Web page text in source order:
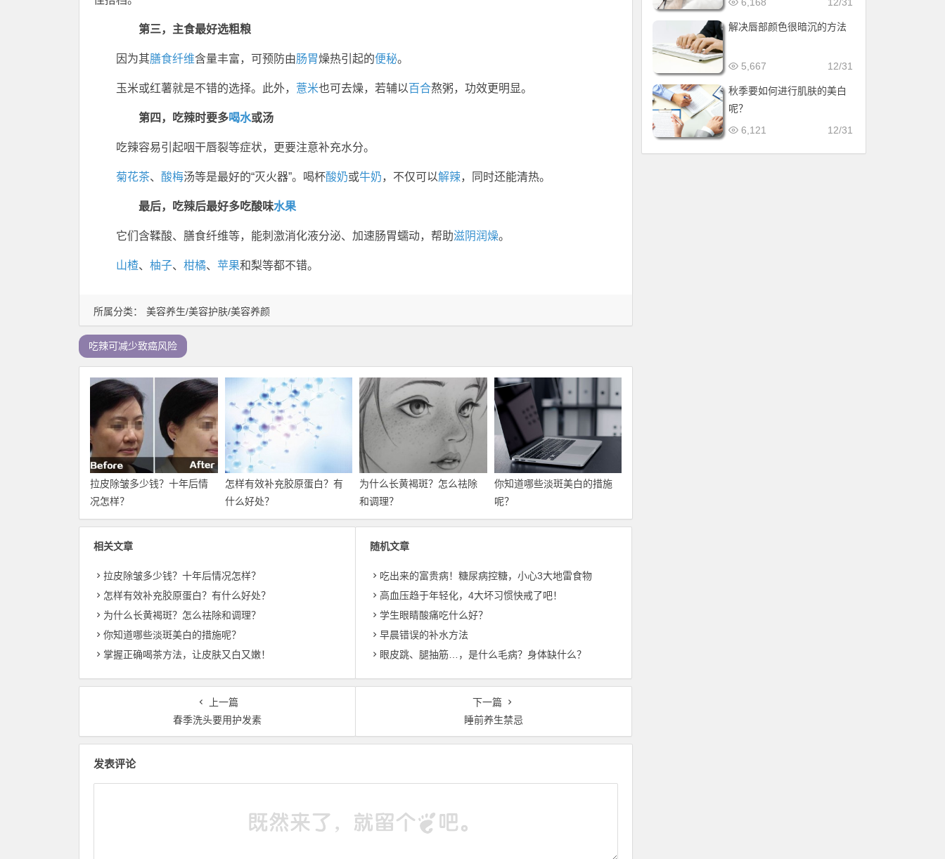
所属分类： 美容养生/美容护肤/美容养颜
第三，主食最好选粗粮
因为其膳食纤维含量丰富，可预防由肠胃燥热引起的便秘。
玉米或红薯就是不错的选择。此外， 薏米也可去燥，若辅以百合熬粥，功效更明显。
第四，吃辣时要多喝水或汤
吃辣容易引起咽干唇裂等症状，更要注意补充水分。
菊花茶、 酸梅汤等是最好的“灭火器”。喝杯酸奶或牛奶，不仅可以解辣，同时还能清热。
最后，吃辣后最好多吃酸味水果
它们含鞣酸、膳食纤维等，能刺激消化液分泌、加速肠胃蠕动，帮助滋阴润燥。
山楂、 柚子、 柑橘、 苹果和梨等都不错。
吃辣可减少致癌风险
拉皮除皱多少钱？十年后情
况怎样？
怎样有效补充胶原蛋白？有
什么好处？
为什么长黄褐斑？怎么祛除
和调理？
你知道哪些淡斑美白的措施
呢？
相关文章
拉皮除皱多少钱？十年后情况怎样？
怎样有效补充胶原蛋白？有什么好处？
为什么长黄褐斑？怎么祛除和调理？
你知道哪些淡斑美白的措施呢？
掌握正确喝茶方法，让皮肤又白又嫩！
随机文章
吃出来的富贵病！糖尿病控糖，小心3大地雷食物
高血压趋于年轻化，4大坏习惯快戒了吧！
学生眼睛酸痛吃什么好？
早晨错误的补水方法
眼皮跳、腿抽筋…，是什么毛病？身体缺什么？
上一篇
春季洗头要用护发素
下一篇
睡前养生禁忌
发表评论
解决唇部颜色很暗沉的方法
12/31
5,667
秋季要如何进行肌肤的美白
呢？
12/31
6,121